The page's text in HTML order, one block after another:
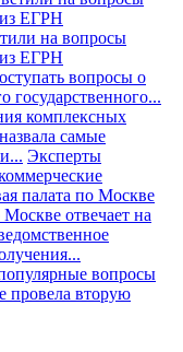
на вопросы
ЕГРН
вопросы о
государственного...
комплексных
самые
Эксперты
палата по Москве
отвечает на
вопросы
провела вторую